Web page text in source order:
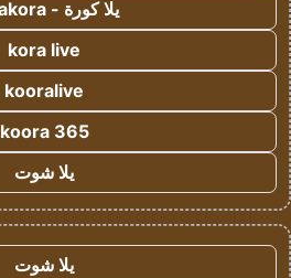
يلا كورة - yallakora
kora live
kooralive
koora 365
يلا شوت
يلا شوت